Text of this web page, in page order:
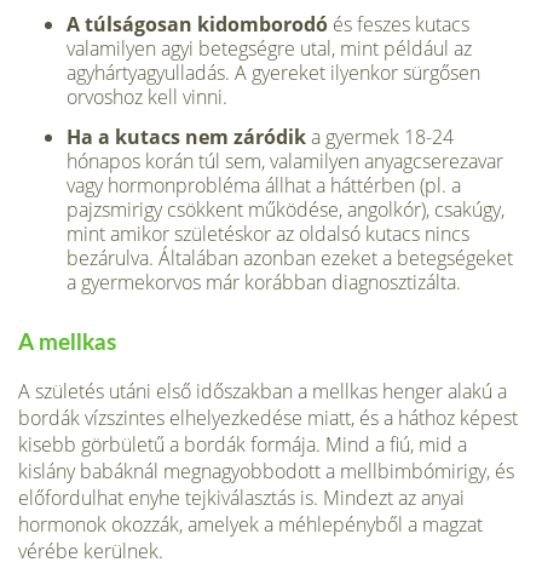
A túlságosan kidomborodó és feszes kutacs
valamilyen agyi betegségre utal, mint például az
agyhártyagyulladás. A gyereket ilyenkor sürgősen
orvoshoz kell vinni.
Ha a kutacs nem záródika gyermek 18-24
hónapos korán túl sem, valamilyen anyagcserezavar
vagy hormonprobléma állhat a háttérben (pl. a
pajzsmirigy csök­kent működése, angolkór), csakúgy,
mint amikor születéskor az oldalsó kutacs nincs
bezárulva. Általában azonban ezeket a betegségeket
a gyermekorvos már korábban diagnosztizálta.
A mellkas
A születés utáni első időszakban a mellkas henger alakú a
bordák vízszintes elhelyez­kedése miatt, és a háthoz képest
kisebb görbületű a bordák formája. Mind a fiú, mid a
kislány babáknál megnagyobbodott a mellbimbómirigy, és
előfordulhat enyhe tejki­választás is. Mindezt az anyai
hormonok okozzák, amelyek a méhlepényből a magzat
vérébe kerülnek.